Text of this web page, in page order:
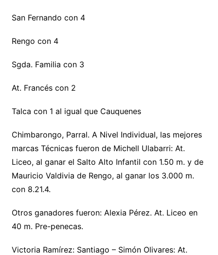
San Fernando con 4
Rengo con 4
Sgda. Familia con 3
At. Francés con 2
Talca con 1 al igual que Cauquenes
Chimbarongo, Parral. A Nivel Individual, las mejores
marcas Técnicas fueron de Michell Ulabarri: At.
Liceo, al ganar el Salto Alto Infantil con 1.50 m. y de
Mauricio Valdivia de Rengo, al ganar los 3.000 m.
con 8.21.4.
Otros ganadores fueron: Alexia Pérez. At. Liceo en
40 m. Pre-penecas.
Victoria Ramírez: Santiago – Simón Olivares: At.